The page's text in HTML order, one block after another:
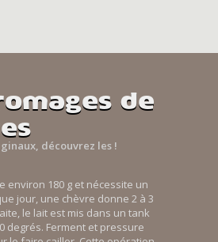
de
découvrez les !
environ 180 g et nécessite un
jour, une chèvre donne 2 à 3
le lait est mis dans un tank
degrés. Ferment et pressure